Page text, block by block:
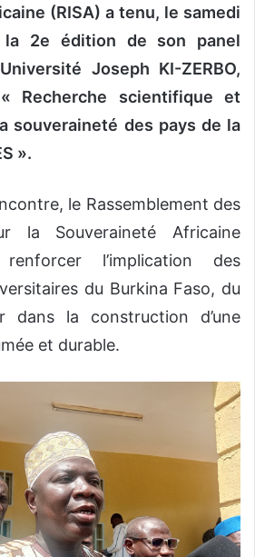
(RISA) a tenu, le samedi
2e édition de son panel
Joseph KI-ZERBO,
Recherche scientifique et
souveraineté des pays de la
».
le Rassemblement des
la Souveraineté Africaine
l’implication des
du Burkina Faso, du
la construction d’une
et durable.